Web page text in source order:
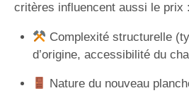
critères influencent aussi le prix :
Complexité structurelle
d’origine, accessibilité du
Nature du nouveau